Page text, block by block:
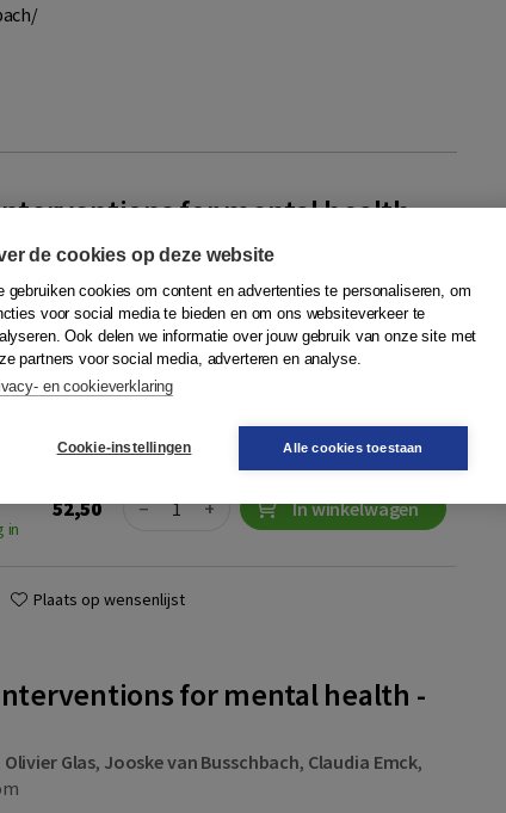
for mental health –
Jan de Lange Thomas Scheewe
Jooske van
|Boom
voor kinderen en adolescenten In dit tweede
interventions for mental health, als aanvulling op het
beschrijven voor...
in
52,50 Quantity
− + In winkelwagen
Plaats op wensenlijst
for mental health -
Olivier Glas, Jooske van Busschbach, Claudia Emck,
de cookies op deze website
gebruiken cookies om content en advertenties te personaliseren, om
voor social media te bieden en om ons websiteverkeer te
Ook delen we informatie over jouw gebruik van onze site met
partners voor social media, adverteren en analyse.
en cookieverklaring
Cookie-instellingen Alle cookies toestaan